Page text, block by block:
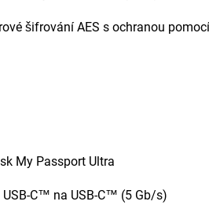
šifrování AES s ochranou
My Passport Ultra
USB-C™ na USB-C™ (5 Gb/s)